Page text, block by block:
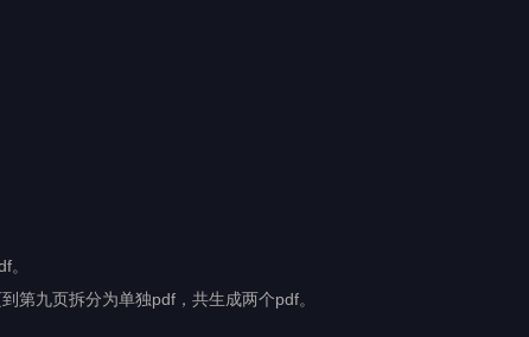
九页拆分为单独pdf，共生成两个pdf。